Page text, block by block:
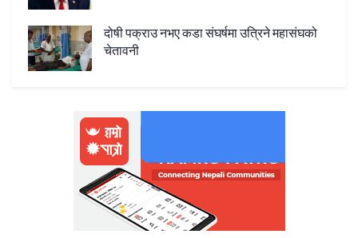
दोषी पक्राउ नभए कडा संघर्षमा उत्रिने महासंघको
चेतावनी